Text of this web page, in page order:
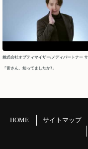
今後ともメディパー
メディパートナーサポ
2026/04/10
ートでございます。
GW休業につきまして
株式会社オプティマイザー/メディパートナー
「皆さん、知ってましたか?」
HOME サイトマップ